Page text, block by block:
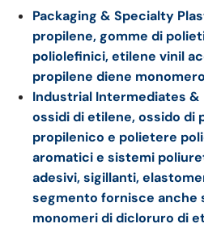
Packaging & Specialty
propilene, gomme di
poliolefinici, etilene vinil
propilene diene
Industrial Intermediates
ossidi di etilene, ossido di
propilenico e polietere
aromatici e sistemi
adesivi, sigillanti,
segmento fornisce anche
monomeri di dicloruro di